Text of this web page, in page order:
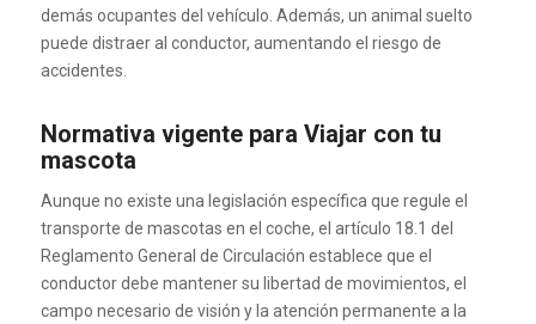
demás ocupantes del vehículo. Además, un animal suelto
puede distraer al conductor, aumentando el riesgo de
accidentes.
Normativa vigente para Viajar con tu
mascota
Aunque no existe una legislación específica que regule el
transporte de mascotas en el coche, el artículo 18.1 del
Reglamento General de Circulación establece que el
conductor debe mantener su libertad de movimientos, el
campo necesario de visión y la atención permanente a la